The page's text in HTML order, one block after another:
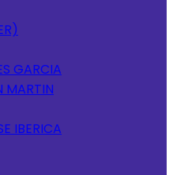
GARCIA
MARTIN
IBERICA